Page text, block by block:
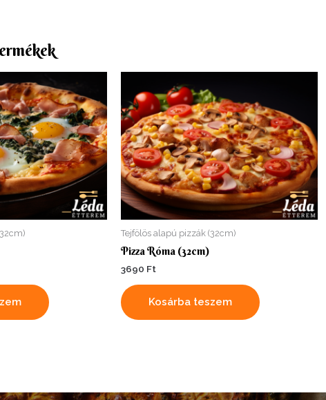
Tejfölös alapú pizzák (32cm)
Pizza Róma (32cm)
3690 Ft
Kosárba teszem